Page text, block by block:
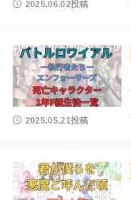
2025.06.02投稿
2025.05.21投稿